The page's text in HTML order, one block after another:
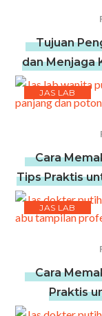
Tujuan
dan Menjaga
JAS LAB
Cara
Tips Praktis
JAS LAB
Cara
Praktis